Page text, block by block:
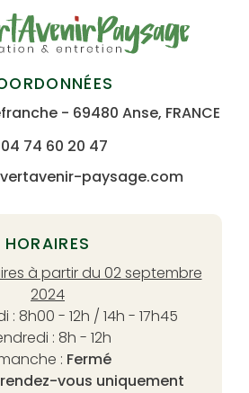
- 69480 Anse, FRANCE
04 74 60 20 47
paysage.com
HORAIRES
à partir du 02 septembre
2024
: 8h00 - 12h / 14h - 17h45
: 8h - 12h
: Fermé
vous uniquement